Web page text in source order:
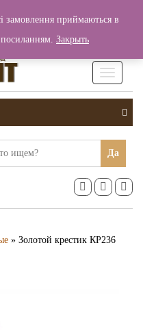
0 грн.
Да
» Золотой крестик КР236
замовлення приймаються в
посиланням. Закрыть